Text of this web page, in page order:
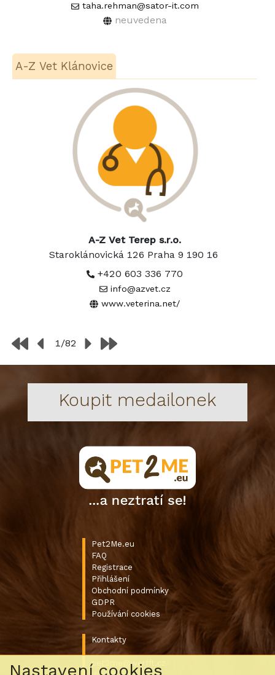
Nastavení cookies
taha.rehman@sator-it.com
neuvedena
A-Z Vet Klánovice
A-Z Vet Terep s.r.o.
Staroklánovická 126 Praha 9 190 16
+420 603 336 770
info@azvet.cz
www.veterina.net/
1/82
Koupit medailonek
Pet2Me.eu
FAQ
Registrace
Přihlášení
Obchodní podmínky
GDPR
Používání cookies
Kontakty
pet2me@werfft.cz